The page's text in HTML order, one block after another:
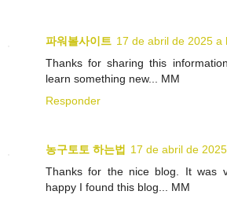
파워볼사이트 17 de abril de 2025 a
Thanks for sharing this
learn something new... MM
Responder
농구토토 하는법
17 de abril de
Thanks for the nice blog. It was
happy I found this blog... MM